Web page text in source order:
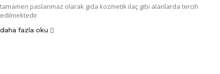
tamamen paslanmaz olarak gıda kozmetik ilaç gibi alanlarda tercih
edilmektedir
daha fazla oku